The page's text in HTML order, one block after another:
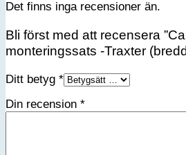
Det finns inga recensioner än.
Bli först med att recensera
monteringssats -Traxter
Ditt betyg *
Din recension *